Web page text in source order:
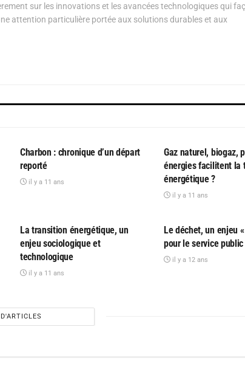
sur les innovations et les avancées technologiques qui
attention particulière portée aux solutions durables et aux
Charbon : chronique d’un départ
reporté
il y a 11 ans
Gaz naturel, biogaz,
énergies facilitent la
énergétique ?
il y a 11 ans
La transition énergétique, un
enjeu sociologique et
technologique
il y a 11 ans
Le déchet, un enjeu
pour le service public
il y a 12 ans